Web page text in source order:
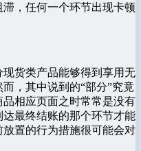
，任何一个环节出现卡顿
货类产品能够得到享用无
，其中说到的“部分”究竟
相应页面之时常常是没有
最终结账的那个环节才能
置的行为措施很可能会对